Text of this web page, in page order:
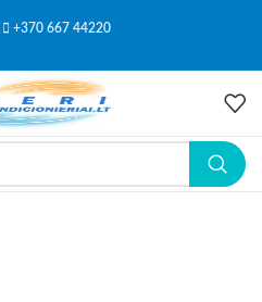
+370 667 44220